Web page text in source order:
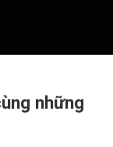
những